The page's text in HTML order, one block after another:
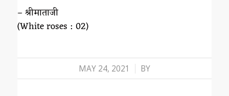
– श्रीमाताजी
(White roses : 02)
MAY 24, 2021
/ BY